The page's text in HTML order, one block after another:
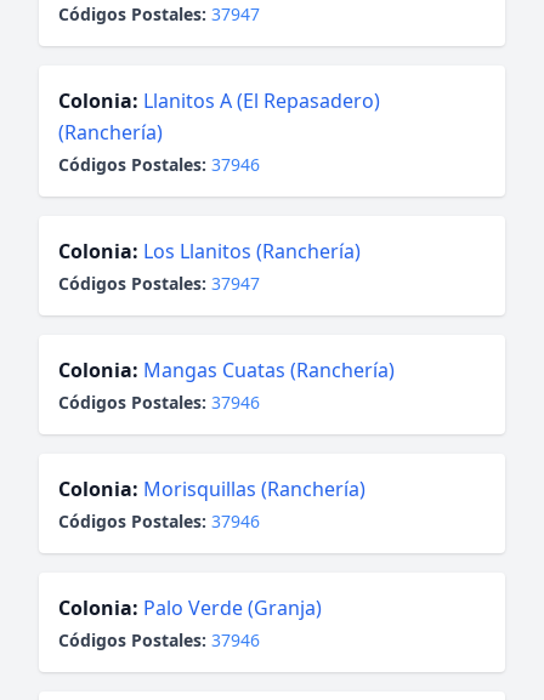
Códigos Postales: 37947
Colonia: Llanitos A (El Repasadero)
(Ranchería)
Códigos Postales: 37946
Colonia: Los Llanitos (Ranchería)
Códigos Postales: 37947
Colonia: Mangas Cuatas (Ranchería)
Códigos Postales: 37946
Colonia: Morisquillas (Ranchería)
Códigos Postales: 37946
Colonia: Palo Verde (Granja)
Códigos Postales: 37946